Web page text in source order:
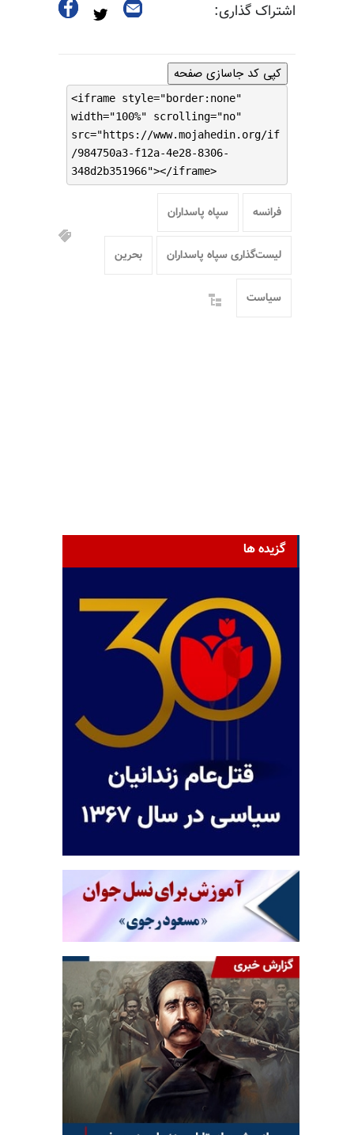
اشتراک گذاری:
کپی کد جاسازی صفحه
<iframe style="border:none"
width="100%" scrolling="no"
src="https://www.mojahedin.org/if
/984750a3-f12a-4e28-8306-
348d2b351966"></iframe>
فرانسه سپاه پاسداران
لیست‌گذاری سپاه پاسداران بحرین
سیاست
گزیده ها